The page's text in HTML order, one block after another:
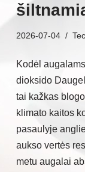
2026-07-04
Kodėl
dioksido
tai kažkas
klimato kaitos
pasaulyje
aukso vertės
metu augalai